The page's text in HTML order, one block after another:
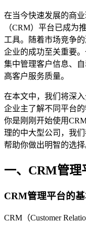
在当今快速发展的商
（CRM）平台已成为
工具。随着市场竞争
企业的成功至关重要
集中管理客户信息、
高客户服务质量。
在本文中，我们将深
企业主了解不同平台
你是刚刚开始使用
理的中大型公司，我
帮助你做出明智的选择
一、CRM管理
CRM管理平台的
CRM（Customer